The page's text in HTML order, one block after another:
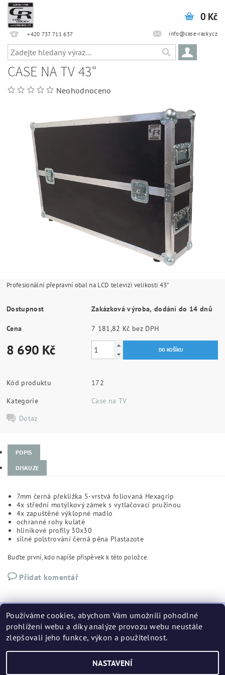
+420 737 711 637 info@case-racky.cz
0 Kč
CASE NA TV 43"
Neohodnoceno
Profesionální přepravní obal na LCD televizi velikosti 43"
Dostupnost Zakázková výroba, dodání do 14 dnů
Cena 7 181,82 Kč bez DPH
8 690 Kč
Kód produktu
172
Kategorie
Case na TV
Dotaz
POPIS
DISKUZE
7mm černá překližka 5-vrstvá foliovaná Hexagrip
4x střední motýlkový zámek s vytlačovací pružinou
4x zapuštěné výklopné madlo
ochranné rohy kulaté
hliníkové profily 30x30
silné polstrování černá pěna Plastazote
Buďte první, kdo napíše příspěvek k této položce.
Přidat komentář
podminky
Používáme cookies, abychom Vám umožnili pohodlné
prohlížení webu a díky analýze provozu webu neustále
zlepšovali jeho funkce, výkon a použitelnost.
NASTAVENÍ